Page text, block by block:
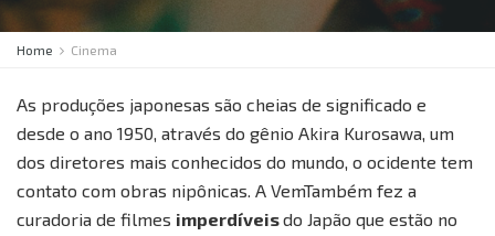
Home Cinema
As produções japonesas são cheias de significado e
desde o ano 1950, através do gênio Akira Kurosawa, um
dos diretores mais conhecidos do mundo, o ocidente tem
contato com obras nipônicas. A VemTambém fez a
curadoria de filmes imperdíveisdo Japão que estão no